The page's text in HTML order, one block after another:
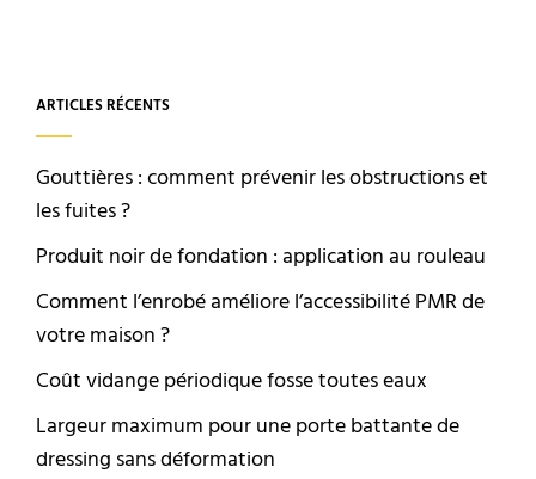
ARTICLES RÉCENTS
Gouttières : comment prévenir les obstructions et
les fuites ?
Produit noir de fondation : application au rouleau
Comment l’enrobé améliore l’accessibilité PMR de
votre maison ?
Coût vidange périodique fosse toutes eaux
Largeur maximum pour une porte battante de
dressing sans déformation